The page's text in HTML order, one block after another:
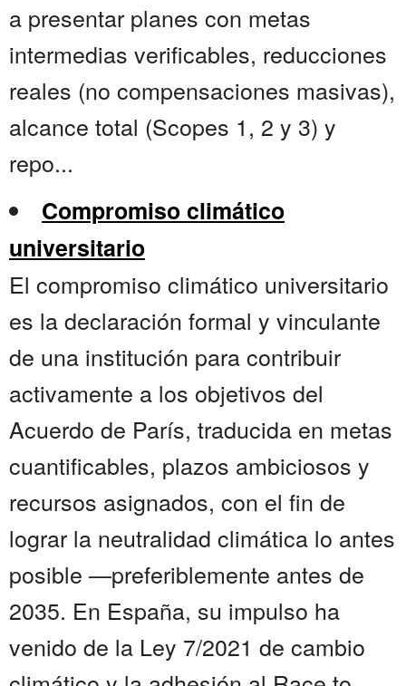
a presentar planes con metas
intermedias verificables, reducciones
reales (no compensaciones masivas),
alcance total (Scopes 1, 2 y 3) y
repo...
Compromiso climático
universitario
El compromiso climático universitario
es la declaración formal y vinculante
de una institución para contribuir
activamente a los objetivos del
Acuerdo de París, traducida en metas
cuantificables, plazos ambiciosos y
recursos asignados, con el fin de
lograr la neutralidad climática lo antes
posible —preferiblemente antes de
2035. En España, su impulso ha
venido de la Ley 7/2021 de cambio